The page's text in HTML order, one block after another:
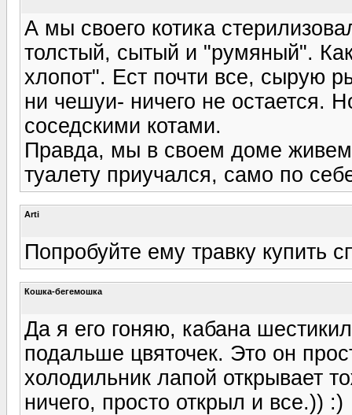
А мы своего котика
толстый, сытый и "румяный".
хлопот". Ест почти все, сырую
ни чешуи- ничего не остается.
соседскими котами.
Правда, мы в своем доме
туалету приучался, само по
Arti
Попробуйте ему травку купить
Кошка-бегемошка
Да я его гоняю, кабана
подальше цвяточек. Это он
холодильник лапой открывает
ничего, просто открыл и все.)) :)